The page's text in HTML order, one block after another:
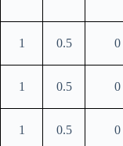
0
0.5
1
0
0.5
1
0
0.5
1